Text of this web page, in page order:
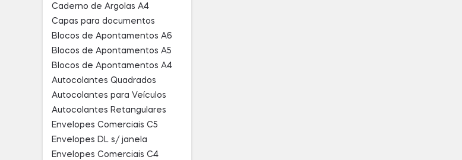
Caderno de Argolas A4
Capas para documentos
Blocos de Apontamentos A6
Blocos de Apontamentos A5
Blocos de Apontamentos A4
Autocolantes Quadrados
Autocolantes para Veículos
Autocolantes Retangulares
Envelopes Comerciais C5
Envelopes DL s/ janela
Envelopes Comerciais C4